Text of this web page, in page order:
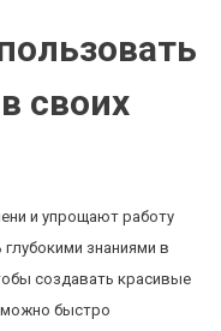
своих
и упрощают работу
знаниями в
создавать красивые
можно быстро